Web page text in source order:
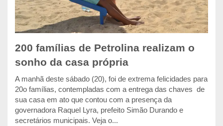
200 famílias de Petrolina realizam o
sonho da casa própria
A manhã deste sábado (20), foi de extrema felicidades para
20o famílias, contempladas com a entrega das chaves de
sua casa em ato que contou com a presença da
governadora Raquel Lyra, prefeito Simão Durando e
secretários municipais. Veja o...